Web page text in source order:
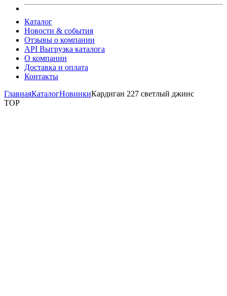
Каталог
Новости & события
Отзывы о компании
API Выгрузка каталога
О компании
Доставка и оплата
Контакты
ГлавнаяКаталогНовинкиКардиган 227 светлый джинс
TOP